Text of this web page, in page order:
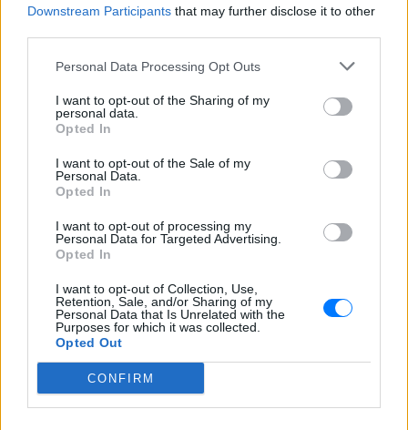
Downstream Participants that may further disclose it to other
Personal Data Processing Opt Outs
I want to opt-out of the Sharing of my
personal data.
Opted In
I want to opt-out of the Sale of my
Personal Data.
Opted In
I want to opt-out of processing my
Personal Data for Targeted Advertising.
Opted In
I want to opt-out of Collection, Use,
Retention, Sale, and/or Sharing of my
Personal Data that Is Unrelated with the
Purposes for which it was collected.
Opted Out
CONFIRM
Ακολουθήστε το E-Radio.gr στο
και μάθετε πρώτοιτα πιο hot νέα
ειδήσεων του E-Daily.gr
ΔΙΑΦΗΜΙΣΗ